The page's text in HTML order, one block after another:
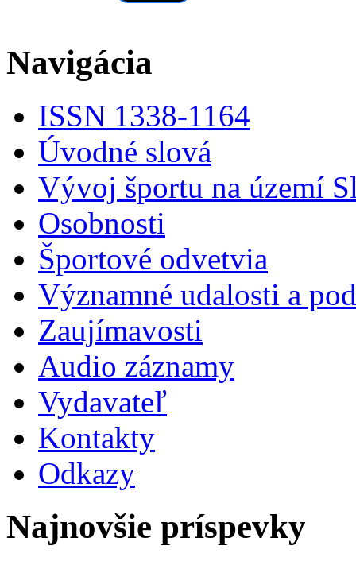
Navigácia
ISSN 1338-1164
Úvodné slová
Vývoj športu na území
Osobnosti
Športové odvetvia
Významné udalosti a
Zaujímavosti
Audio záznamy
Vydavateľ
Kontakty
Odkazy
Najnovšie príspevky